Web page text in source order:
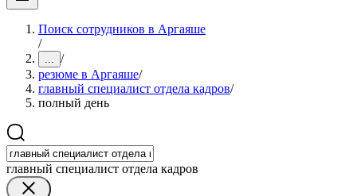
Поиск сотрудников в Аргаяше
/
... /
резюме в Аргаяше/
главный специалист отдела кадров/
полный день
главный специалист отдела кадров